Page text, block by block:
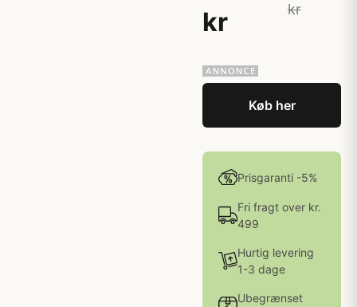
kr
kr
Køb her
Prisgaranti -5%
Fri fragt over kr.
499
Hurtig levering
1-3 dage
Ubegrænset